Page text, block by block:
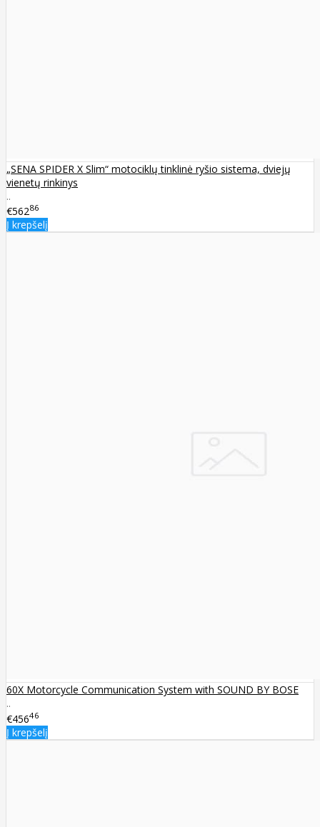
„SENA SPIDER X Slim“ motociklų tinklinė ryšio sistema, dviejų
vienetų rinkinys
..
€56286
Į krepšelį
60X Motorcycle Communication System with SOUND BY BOSE
..
€45646
Į krepšelį